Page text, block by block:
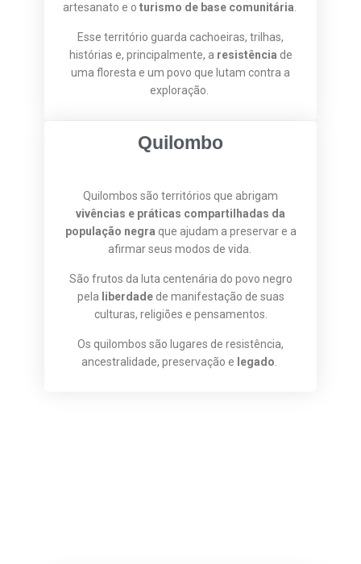
artesanato e o turismo de base comunitária
Esse território guarda cachoeiras, trilhas,
histórias e, principalmente, a resistência de
uma floresta e um povo que lutam contra a
exploração.
Quilombo
Quilombos são territórios que abrigam
vivências e práticas compartilhadas da
população negra que ajudam a preservar e a
afirmar seus modos de vida.
São frutos da luta centenária do povo negro
pela liberdadede manifestação de suas
culturas, religiões e pensamentos.
Os quilombos são lugares de resistência,
ancestralidade, preservação e legado